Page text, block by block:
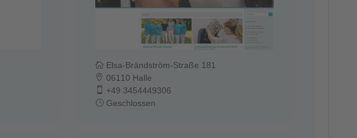
Elsa-Brändström-Straße 181
06110 Halle
+49 3454449306
Geschlossen